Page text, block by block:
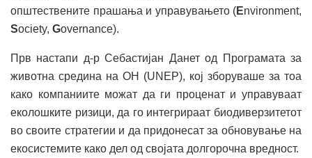
општествените прашања и управувањето (Environment,
Society, Governance).
Прв настапи д-р Себастијан Данет од Програмата за
животна средина на ОН (UNEP), кој зборуваше за тоа
како компаниите можат да ги проценат и управуваат
еколошките ризици, да го интегрираат биодиверзитетот
во своите стратегии и да придонесат за обновување на
екосистемите како дел од својата долгорочна вредност.